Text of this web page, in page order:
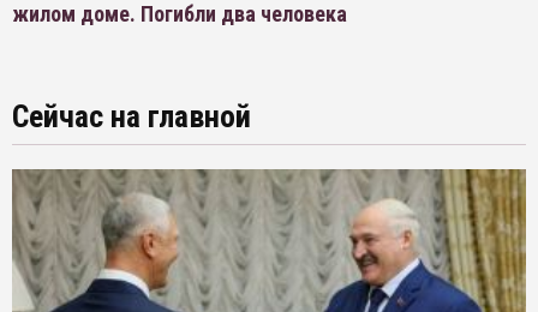
жилом доме. Погибли два человека
Сейчас на главной